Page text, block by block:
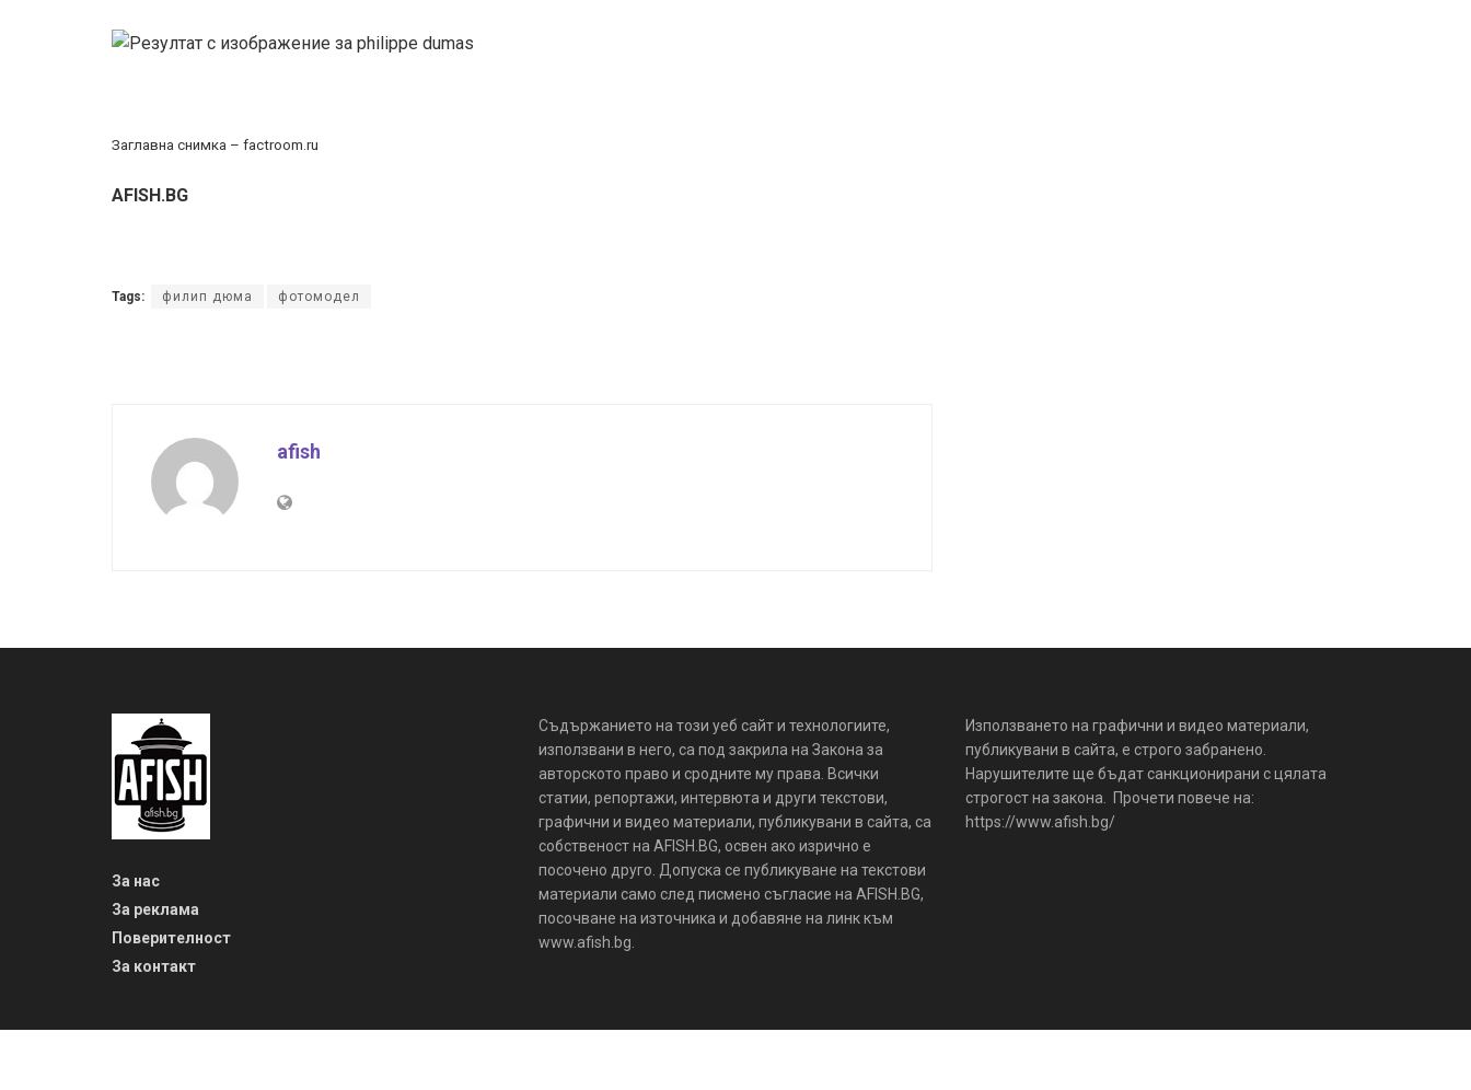
Заглавна снимка – factroom.ru
AFISH.BG
Tags: филип дюма фотомодел
afish
За нас
За реклама
Поверителност
За контакт
Съдържанието на този уеб сайт и технологиите,
използвани в него, са под закрила на Закона за
авторското право и сродните му права. Всички
статии, репортажи, интервюта и други текстови,
графични и видео материали, публикувани в сайта, са
собственост на AFISH.BG, освен ако изрично е
посочено друго. Допуска се публикуване на текстови
материали само след писмено съгласие на AFISH.BG,
посочване на източника и добавяне на линк към
www.afish.bg.
Използването на графични и видео материали,
публикувани в сайта, е строго забранено.
Нарушителите ще бъдат санкционирани с цялата
строгост на закона. Прочети повече на:
https://www.afish.bg/